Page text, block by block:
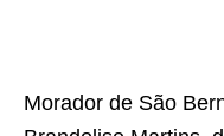
Morador de São